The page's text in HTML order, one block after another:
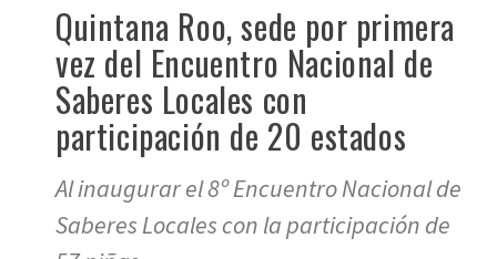
Quintana Roo, sede por primera
vez del Encuentro Nacional de
Saberes Locales con
participación de 20 estados
Al inaugurar el 8º Encuentro Nacional de
Saberes Locales con la participación de